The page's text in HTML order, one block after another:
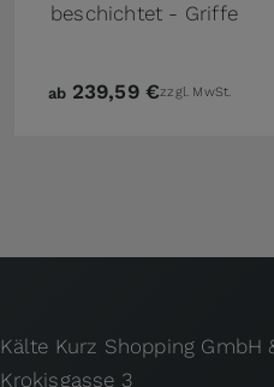
beschichtet - Griffe
ab 239,59 €zzgl. MwSt.
Kälte Kurz Shopping GmbH
Krokisgasse 3